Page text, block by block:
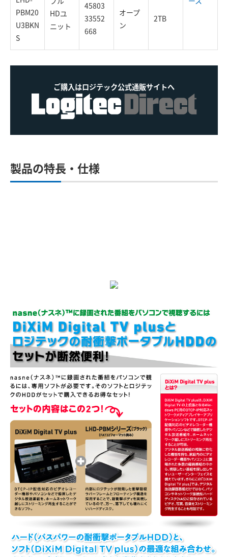
HDユ
ニット
PBM20
U3BKN
S
45803
33552
668
オープ
ン
2TB
ご購入はロジテック公式通販サイトへ
製品の特長・仕様